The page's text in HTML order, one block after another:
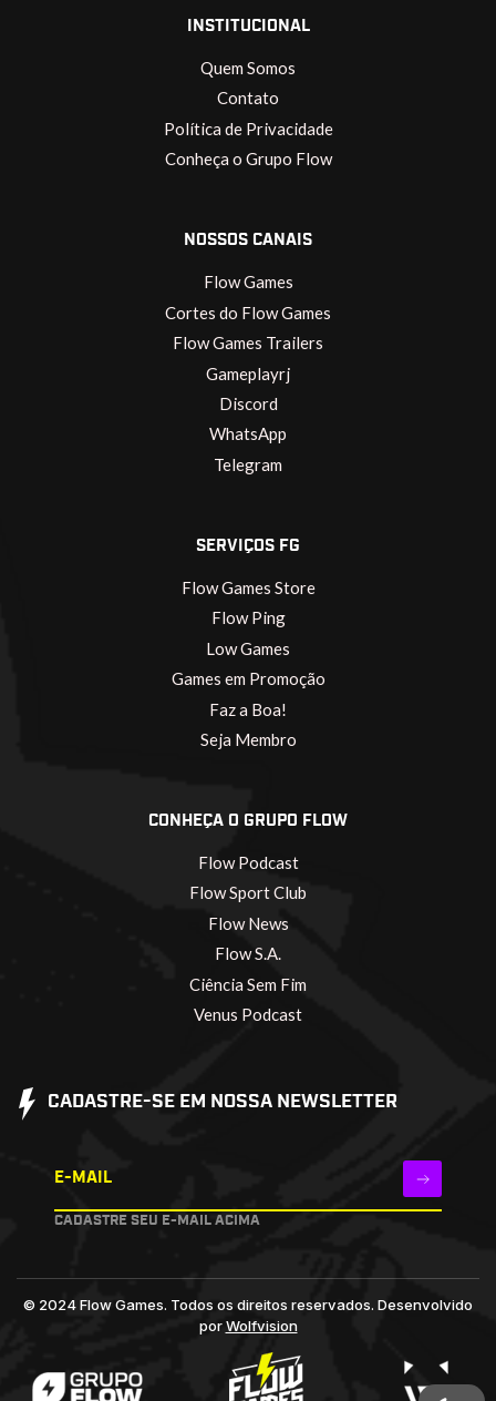
INSTITUCIONAL
Quem Somos
Contato
Política de Privacidade
Conheça o Grupo Flow
NOSSOS CANAIS
Flow Games
Cortes do Flow Games
Flow Games Trailers
Gameplayrj
Discord
WhatsApp
Telegram
SERVIÇOS FG
Flow Games Store
Flow Ping
Low Games
Games em Promoção
Faz a Boa!
Seja Membro
CONHEÇA O GRUPO FLOW
Flow Podcast
Flow Sport Club
Flow News
Flow S.A.
Ciência Sem Fim
Venus Podcast
CADASTRE-SE EM NOSSA NEWSLETTER
E-MAIL
CADASTRE SEU E-MAIL ACIMA
© 2024 Flow Games. Todos os direitos reservados. Desenvolvido
porWolfvision